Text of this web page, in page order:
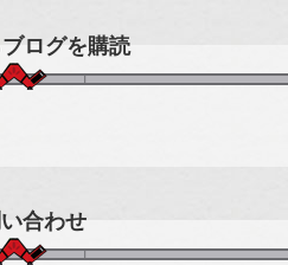
ログを購読
合わせ